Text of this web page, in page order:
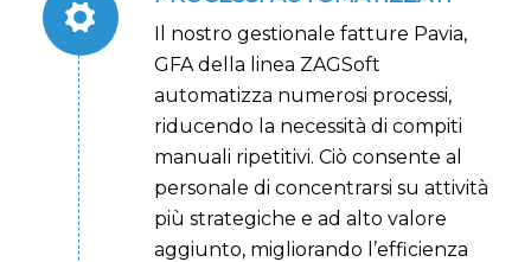
Il nostro gestionale fatture Pavia,
GFA della linea ZAGSoft
automatizza numerosi processi,
riducendo la necessità di compiti
manuali ripetitivi. Ciò consente al
personale di concentrarsi su attività
più strategiche e ad alto valore
aggiunto, migliorando l’efficienza